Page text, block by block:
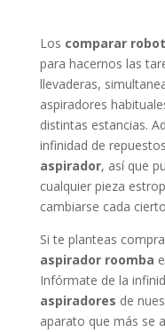
Los comparar
para hacernos las
llevaderas,
aspiradores
distintas estancias.
infinidad de
aspirador, así que
cualquier pieza
cambiarse cada
Si te planteas
aspirador roomba
Infórmate de la
aspiradores de
aparato que más se